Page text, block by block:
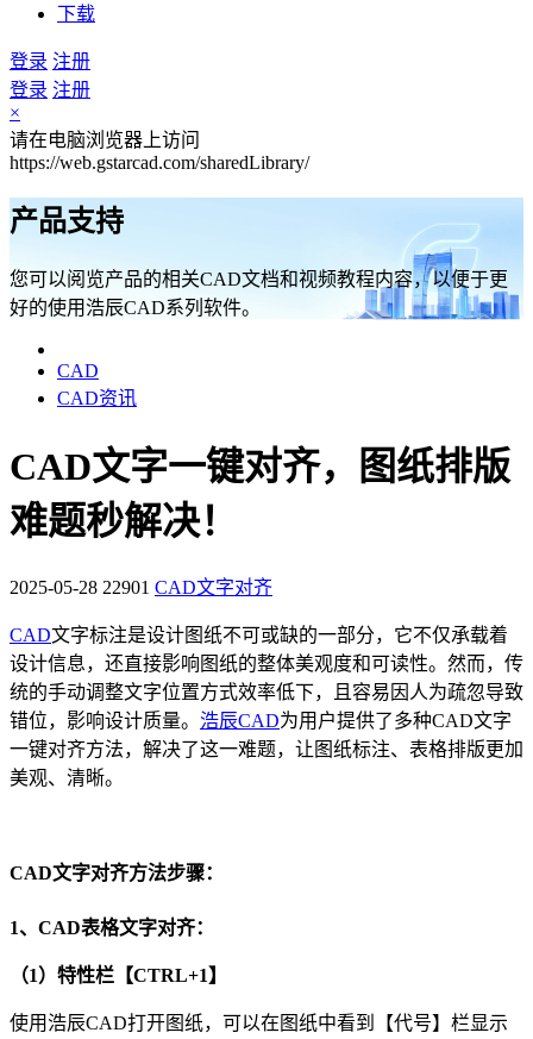
下载
登录 注册
登录 注册
×
请在电脑浏览器上访问
https://web.gstarcad.com/sharedLibrary/
产品支持
您可以阅览产品的相关CAD文档和视频教程内容，以便于更
好的使用浩辰CAD系列软件。
CAD
CAD资讯
CAD文字一键对齐，图纸排版
难题秒解决！
2025-05-28 22901 CAD文字对齐
CAD文字标注是设计图纸不可或缺的一部分，它不仅承载着
设计信息，还直接影响图纸的整体美观度和可读性。然而，传
统的手动调整文字位置方式效率低下，且容易因人为疏忽导致
错位，影响设计质量。 浩辰CAD为用户提供了多种CAD文字
一键对齐方法，解决了这一难题，让图纸标注、表格排版更加
美观、清晰。
CAD文字对齐方法步骤：
1、CAD表格文字对齐：
（1）特性栏【CTRL+1】
使用浩辰CAD打开图纸，可以在图纸中看到【代号】栏显示